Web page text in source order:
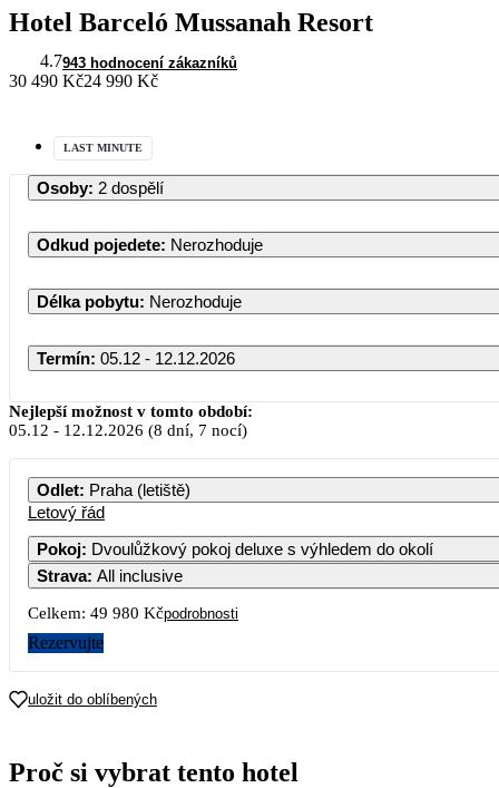
Hotel Barceló Mussanah Resort
4.7943 hodnocení zákazníků
30 490 Kč24 990 Kč
LAST MINUTE
Osoby: 2 dospělí
Odkud pojedete: Nerozhoduje
Délka pobytu: Nerozhoduje
Termín: 05.12 - 12.12.2026
Nejlepší možnost v tomto období:
05.12 - 12.12.2026 (8 dní, 7 nocí)
Odlet: Praha (letiště)
Letový řád
Pokoj: Dvoulůžkový pokoj deluxe s výhledem do okolí
Strava: All inclusive
Celkem: 49 980 Kčpodrobnosti
Rezervujte
uložit do oblíbených
Proč si vybrat tento hotel